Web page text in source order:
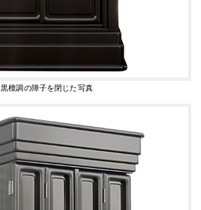
黒檀調の障子を閉じた写真